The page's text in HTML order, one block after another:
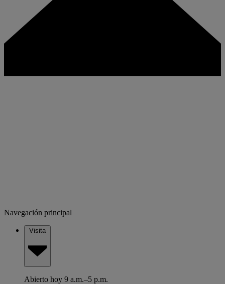
Navegación principal
Visita
Abierto hoy 9 a.m.–5 p.m.